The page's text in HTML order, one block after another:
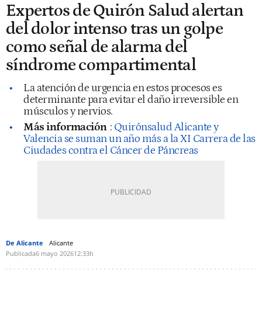
Expertos de Quirón Salud alertan
del dolor intenso tras un golpe
como señal de alarma del
síndrome compartimental
La atención de urgencia en estos procesos es
determinante para evitar el daño irreversible en
músculos y nervios.
Más información : Quirónsalud Alicante y
Valencia se suman un año más a la XI Carrera de las
Ciudades contra el Cáncer de Páncreas
De Alicante
Alicante
Publicada6 mayo 202612:33h